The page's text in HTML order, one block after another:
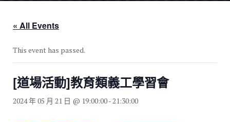
« All Events
This event has passed.
[道場活動]教育類義工學習會
2024 年 05 月 21 日 @ 19:00:00-21:30:00